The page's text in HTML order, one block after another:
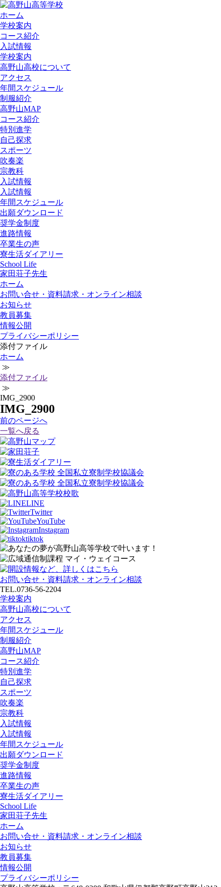
ホーム
学校案内
コース紹介
入試情報
学校案内
高野山高校について
アクセス
年間スケジュール
制服紹介
高野山MAP
コース紹介
特別進学
自己探求
スポーツ
吹奏楽
宗教科
入試情報
入試情報
年間スケジュール
出願ダウンロード
奨学金制度
進路情報
卒業生の声
寮生活ダイアリー
School Life
家田荘子先生
ホーム
お問い合せ・資料請求・オンライン相談
お知らせ
教員募集
情報公開
プライバシーポリシー
添付ファイル
ホーム
≫
添付ファイル
≫
IMG_2900
IMG_2900
前のページへ
一覧へ戻る
LINE
Twitter
YouTube
Instagram
tiktok
お問い合せ・資料請求・オンライン相談
TEL.0736-56-2204
学校案内
高野山高校について
アクセス
年間スケジュール
制服紹介
高野山MAP
コース紹介
特別進学
自己探求
スポーツ
吹奏楽
宗教科
入試情報
入試情報
年間スケジュール
出願ダウンロード
奨学金制度
進路情報
卒業生の声
寮生活ダイアリー
School Life
家田荘子先生
ホーム
お問い合せ・資料請求・オンライン相談
お知らせ
教員募集
情報公開
プライバシーポリシー